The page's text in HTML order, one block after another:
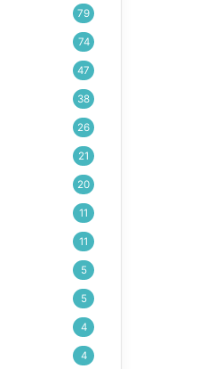
79
74
47
38
26
21
20
11
11
5
5
4
4